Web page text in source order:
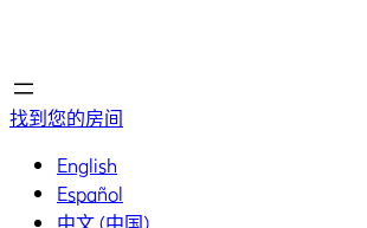
找到您的房间
English
Español